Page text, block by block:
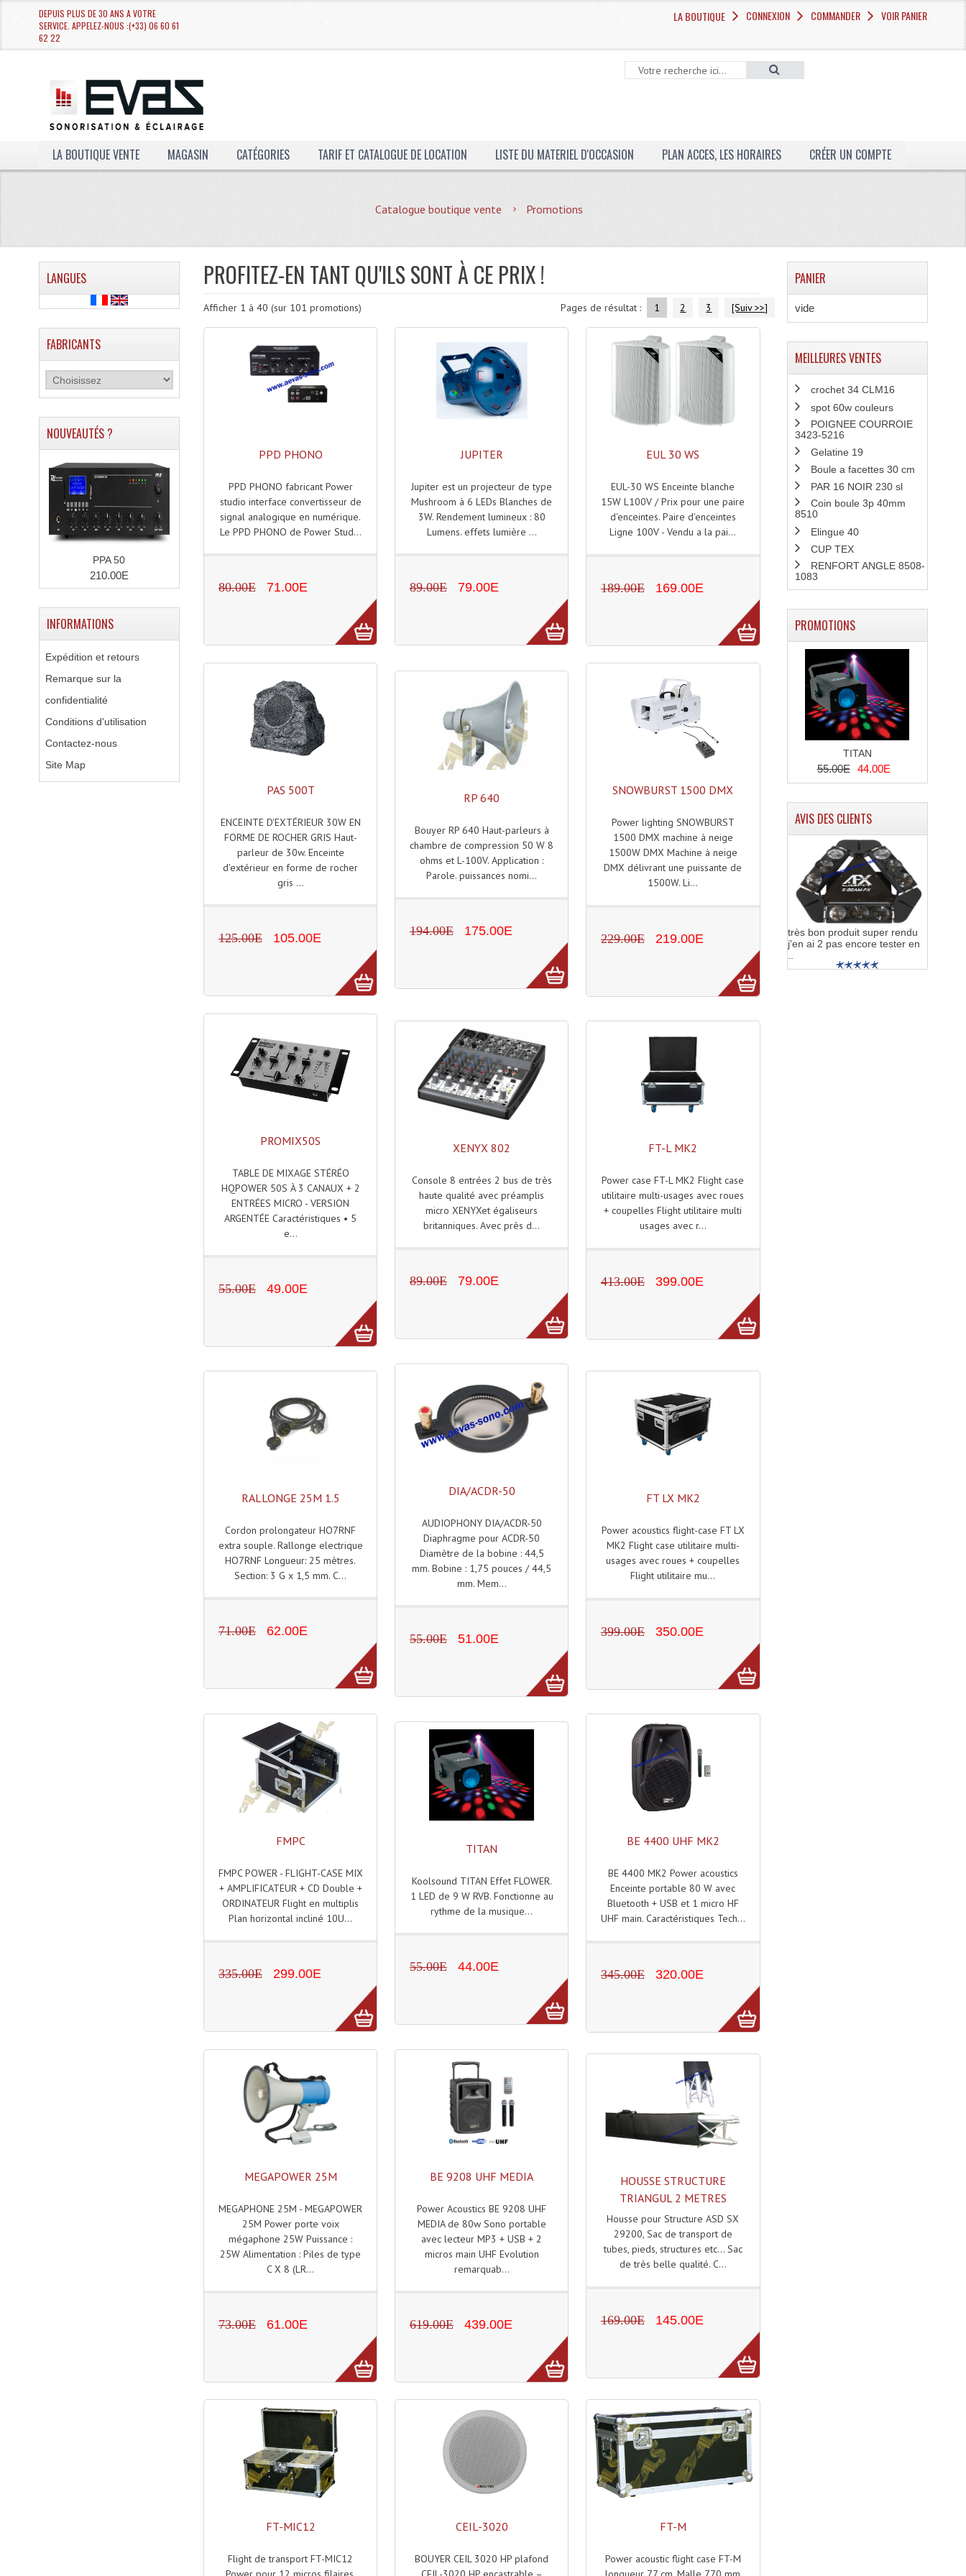
DEPUIS PLUS DE 30 ANS A VOTRE
SERVICE. APPELEZ-NOUS :(+33) 06 60 61
62 22
LA BOUTIQUE CONNEXION COMMANDER VOIR PANIER
LA BOUTIQUE VENTE MAGASIN CATÉGORIES TARIF ET CATALOGUE DE LOCATION LISTE DU MATERIEL D'OCCASION PLAN ACCES, LES HORAIRES CRÉER UN COMPTE
Catalogue boutique vente Promotions
PROFITEZ-EN TANT QU'ILS SONT À CE PRIX !
Pages de résultat : 1 2 3 [Suiv >>]
Afficher 1 à 40 (sur 101 promotions)
PPD PHONO
PPD PHONO fabricant Power
studio interface convertisseur de
signal analogique en numérique.
Le PPD PHONO de Power Stud...
80.00E 71.00E
JUPITER
Jupiter est un projecteur de type
Mushroom à 6 LEDs Blanches de
3W. Rendement lumineux : 80
Lumens. effets lumière ...
89.00E 79.00E
EUL 30 WS
EUL-30 WS Enceinte blanche
15W L100V / Prix pour une paire
d'enceintes. Paire d'enceintes
Ligne 100V - Vendu a la pai...
189.00E 169.00E
PAS 500T
ENCEINTE D'EXTÉRIEUR 30W EN
FORME DE ROCHER GRIS Haut-
parleur de 30w. Enceinte
d'extérieur en forme de rocher
gris ...
125.00E 105.00E
RP 640
Bouyer RP 640 Haut-parleurs à
chambre de compression 50 W 8
ohms et L-100V. Application :
Parole. puissances nomi...
194.00E 175.00E
SNOWBURST 1500 DMX
Power lighting SNOWBURST
1500 DMX machine à neige
1500W DMX Machine à neige
DMX délivrant une puissante de
1500W. Li...
229.00E 219.00E
PROMIX50S
TABLE DE MIXAGE STÉRÉO
HQPOWER 50S À 3 CANAUX + 2
ENTRÉES MICRO - VERSION
ARGENTÉE Caractéristiques • 5
e...
55.00E 49.00E
XENYX 802
Console 8 entrées 2 bus de très
haute qualité avec préamplis
micro XENYXet égaliseurs
britanniques. Avec près d...
89.00E 79.00E
FT-L MK2
Power case FT-L MK2 Flight case
utilitaire multi-usages avec roues
+ coupelles Flight utilitaire multi
usages avec r...
413.00E 399.00E
RALLONGE 25M 1.5
Cordon prolongateur HO7RNF
extra souple. Rallonge electrique
HO7RNF Longueur: 25 mètres.
Section: 3 G x 1,5 mm. C...
71.00E 62.00E
DIA/ACDR-50
AUDIOPHONY DIA/ACDR-50
Diaphragme pour ACDR-50
Diamètre de la bobine : 44,5
mm. Bobine : 1,75 pouces / 44,5
mm. Mem...
55.00E 51.00E
FT LX MK2
Power acoustics flight-case FT LX
MK2 Flight case utilitaire multi-
usages avec roues + coupelles
Flight utilitaire mu...
399.00E 350.00E
FMPC
FMPC POWER - FLIGHT-CASE MIX
+ AMPLIFICATEUR + CD Double +
ORDINATEUR Flight en multiplis
Plan horizontal incliné 10U...
335.00E 299.00E
TITAN
Koolsound TITAN Effet FLOWER.
1 LED de 9 W RVB. Fonctionne au
rythme de la musique...
55.00E 44.00E
BE 4400 UHF MK2
BE 4400 MK2 Power acoustics
Enceinte portable 80 W avec
Bluetooth + USB et 1 micro HF
UHF main. Caractéristiques Tech...
345.00E 320.00E
MEGAPOWER 25M
MEGAPHONE 25M - MEGAPOWER
25M Power porte voix
mégaphone 25W Puissance :
25W Alimentation : Piles de type
C X 8 (LR...
73.00E 61.00E
BE 9208 UHF MEDIA
Power Acoustics BE 9208 UHF
MEDIA de 80w Sono portable
avec lecteur MP3 + USB + 2
micros main UHF Evolution
remarquab...
619.00E 439.00E
HOUSSE STRUCTURE
TRIANGUL 2 METRES
Housse pour Structure ASD SX
29200, Sac de transport de
tubes, pieds, structures etc... Sac
de très belle qualité. C...
169.00E 145.00E
FT-MIC12
Flight de transport FT-MIC12
CEIL-3020
BOUYER CEIL 3020 HP plafond
FT-M
Power acoustic flight case FT-M
LANGUES
FABRICANTS
NOUVEAUTÉS ?
PPA 50
210.00E
INFORMATIONS
Expédition et retours
Remarque sur la
confidentialité
Conditions d'utilisation
Contactez-nous
Site Map
PANIER
vide
MEILLEURES VENTES
crochet 34 CLM16
spot 60w couleurs
POIGNEE COURROIE
3423-5216
Gelatine 19
Boule a facettes 30 cm
PAR 16 NOIR 230 sl
Coin boule 3p 40mm
8510
Elingue 40
CUP TEX
RENFORT ANGLE 8508-
1083
PROMOTIONS
TITAN
55.00E 44.00E
AVIS DES CLIENTS
très bon produit super rendu
j'en ai 2 pas encore tester en